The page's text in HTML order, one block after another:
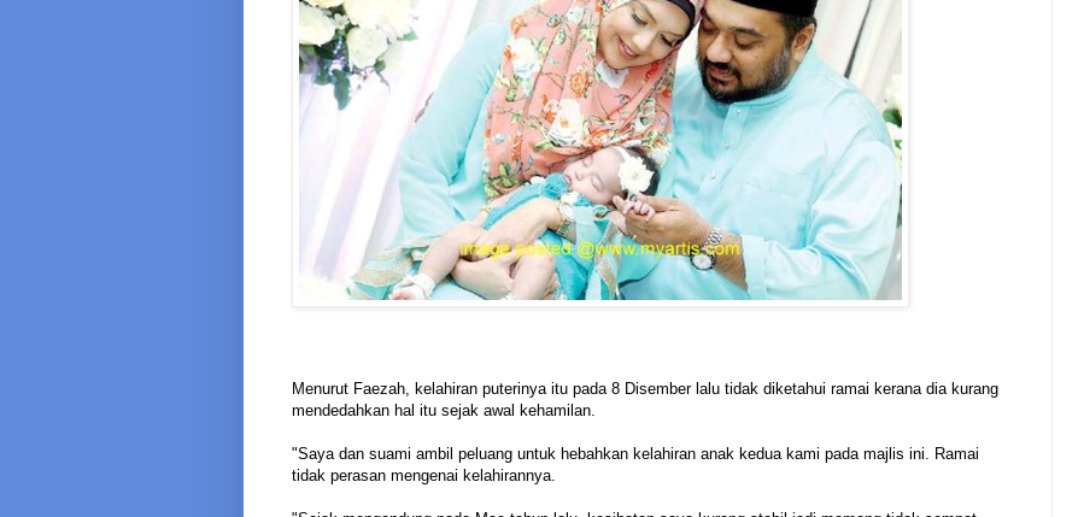
Menurut Faezah, kelahiran puterinya itu pada 8 Disember lalu tidak diketahui ramai kerana dia kurang
mendedahkan hal itu sejak awal kehamilan.
"Saya dan suami ambil peluang untuk hebahkan kelahiran anak kedua kami pada majlis ini. Ramai
tidak perasan mengenai kelahirannya.